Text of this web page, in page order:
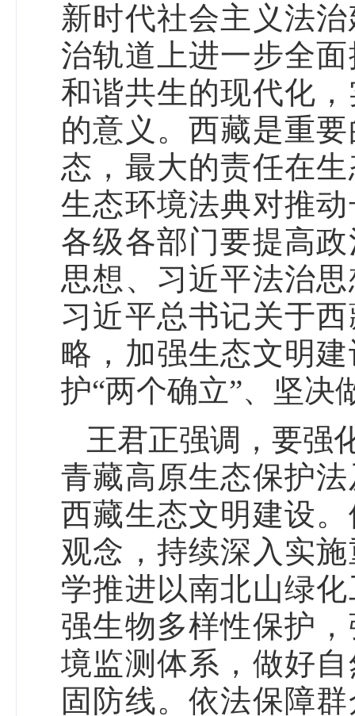
新时代社会主义法
治轨道上进一步全
和谐共生的现代化
的意义。西藏是重
态，最大的责任在
生态环境法典对推
各级各部门要提高
思想、习近平法治
习近平总书记关于
略，加强生态文明
护“两个确立”、坚决
王君正强调，要强
青藏高原生态保护
西藏生态文明建设
观念，持续深入实
学推进以南北山绿
强生物多样性保护
境监测体系，做好
固防线。依法保障